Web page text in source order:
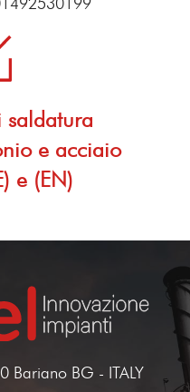
e acciaio
e (EN)
Bariano BG - ITALY